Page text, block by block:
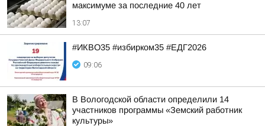
максимуме за последние 40 лет
13:07
#ИКВО35 #избирком35 #ЕДГ2026
09:06
В Вологодской области определили 14
участников программы «Земский работник
культуры»